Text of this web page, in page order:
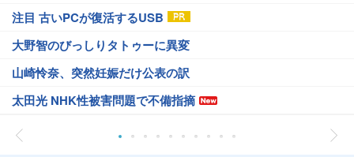
注目 古いPCが復活するUSB
大野智のびっしりタトゥーに異変
山崎怜奈、突然妊娠だけ公表の訳
太田光 NHK性被害問題で不備指摘